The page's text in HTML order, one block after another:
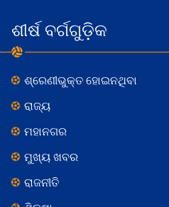
ଶୀର୍ଷ ବର୍ଗଗୁଡ଼ିକ
ଶ୍ରେଣୀଭୁକ୍ତ ହୋଇନଥିବା
ରାଜ୍ୟ
ମହାନଗର
ମୁଖ୍ୟ ଖବର
ରାଜନୀତି